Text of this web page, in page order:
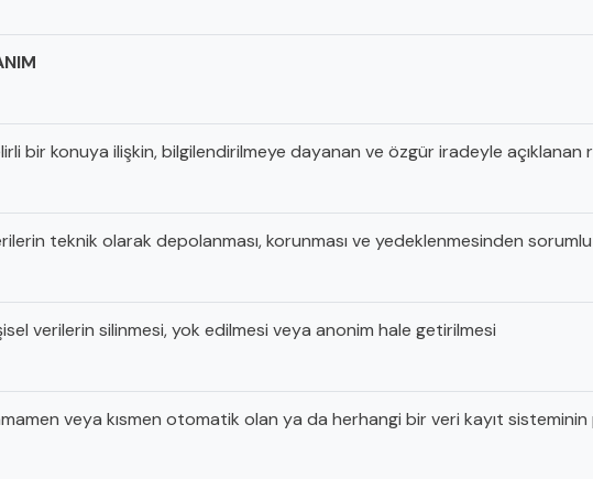
bir konuya ilişkin, bilgilendirilmeye dayanan ve özgür iradeyle açıklanan
teknik olarak depolanması, korunması ve yedeklenmesinden
verilerin silinmesi, yok edilmesi veya anonim hale getirilmesi
veya kısmen otomatik olan ya da herhangi bir veri kayıt